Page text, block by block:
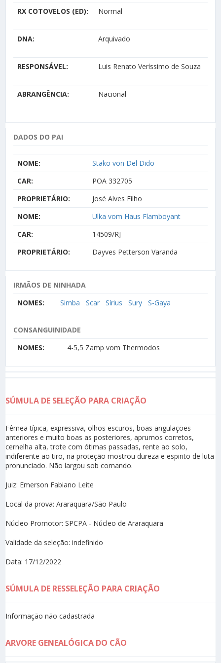
RX COTOVELOS (ED): Normal
DNA: Arquivado
RESPONSÁVEL: Luis Renato Veríssimo de Souza
ABRANGÊNCIA: Nacional
DADOS DO PAI
NOME:
Stako von Del Dido
CAR:
POA 332705
PROPRIETÁRIO:
José Alves Filho
NOME:
Ulka vom Haus Flamboyant
CAR:
14509/RJ
PROPRIETÁRIO:
Dayves Petterson Varanda
IRMÃOS DE NINHADA
NOMES:
Simba Scar Sírius Sury S-Gaya
CONSANGUINIDADE
NOMES:
4-5,5 Zamp vom Thermodos
SÚMULA DE SELEÇÃO PARA CRIAÇÃO
Fêmea típica, expressiva, olhos escuros, boas angulações
anteriores e muito boas as posteriores, aprumos corretos,
cernelha alta, trote com ótimas passadas, rente ao solo,
indiferente ao tiro, na proteção mostrou dureza e espirito de luta
pronunciado. Não largou sob comando.
Juiz: Emerson Fabiano Leite
Local da prova: Araraquara/São Paulo
Núcleo Promotor: SPCPA - Núcleo de Araraquara
Validade da seleção: indefinido
Data: 17/12/2022
SÚMULA DE RESSELEÇÃO PARA CRIAÇÃO
Informação não cadastrada
ARVORE GENEALÓGICA DO CÃO